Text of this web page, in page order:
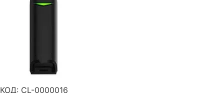
КОД: CL-0000016